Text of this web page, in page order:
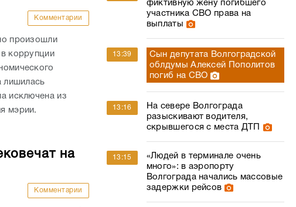
Комментарии
произошли
коррупции
лишилась
исключена из
мэрии.
на
Комментарии
фиктивную жену погибшего
участника СВО права на
выплаты
13:39
Сын депутата Волгоградской
облдумы Алексей Пополитов
погиб на СВО
13:16
На севере Волгограда
разыскивают водителя,
скрывшегося с места ДТП
13:15
«Людей в терминале очень
много»: в аэропорту
Волгограда начались массовые
задержки рейсов